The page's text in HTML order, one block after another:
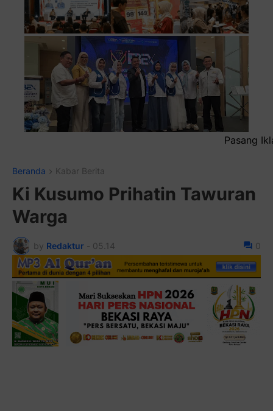
Pasang Iklan Running Text Anda di sini
Beranda Kabar Berita
Ki Kusumo Prihatin Tawuran
Warga
by Redaktur - 05.14 0